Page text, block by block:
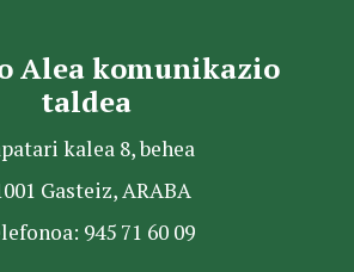
Alea komunikazio
taldea
kalea 8, behea
Gasteiz, ARABA
945 71 60 09